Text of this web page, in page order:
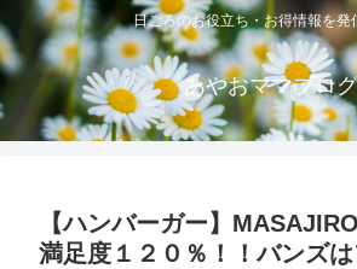
日ごろのお役立ち・お得情報を発
あやおママブログ
【ハンバーガー】
満足度１２０％！！バンズ